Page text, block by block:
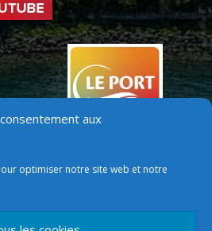
aux
optimiser notre site web et notre